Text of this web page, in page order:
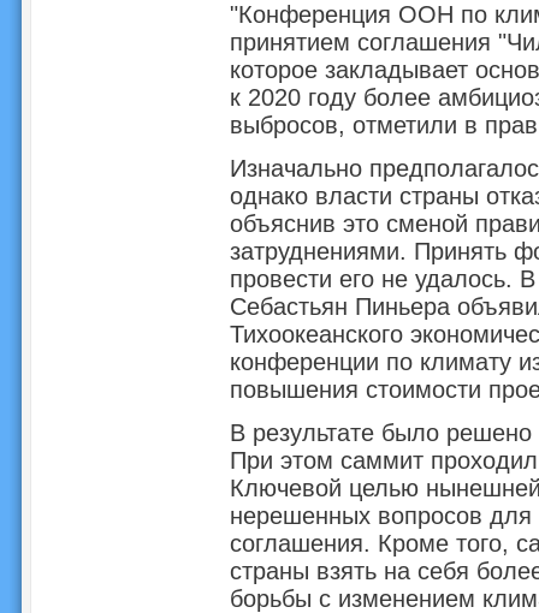
"Конференция ООН по
принятием соглашения
которое закладывает
к 2020 году более
выбросов, отметили в
Изначально
однако власти страны
объяснив это сменой
затруднениями. Принять
провести его не удалось.
Себастьян Пиньера
Тихоокеанского
конференции по климату
повышения стоимости
В результате было
При этом саммит
Ключевой целью
нерешенных вопросов для
соглашения. Кроме того,
страны взять на себя
борьбы с изменением